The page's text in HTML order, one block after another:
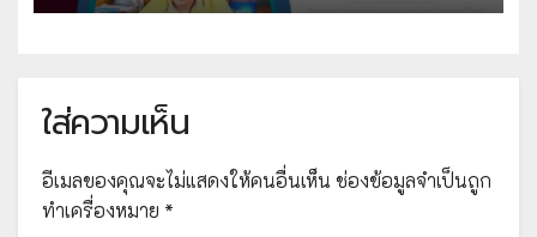
ใส่ความเห็น
อีเมลของคุณจะไม่แสดงให้คนอื่นเห็น ช่องข้อมูลจำเป็นถูก
ทำเครื่องหมาย *